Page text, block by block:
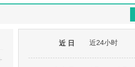
近 日 近24小时